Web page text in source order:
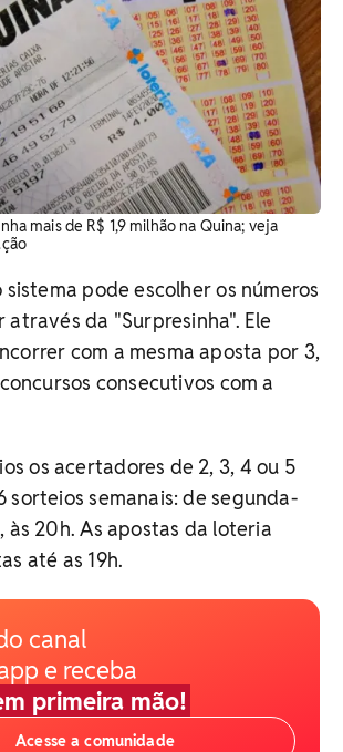
mais de R$ 1,9 milhão na Quina; veja
pode escolher os números
da "Surpresinha". Ele
com a mesma aposta por 3,
consecutivos com a
os acertadores de 2, 3, 4 ou 5
sorteios semanais: de segunda-
às 20h. As apostas da loteria
até as 19h.
canal
e receba
primeira mão!
Acesse a comunidade